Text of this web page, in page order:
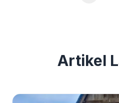
Artikel